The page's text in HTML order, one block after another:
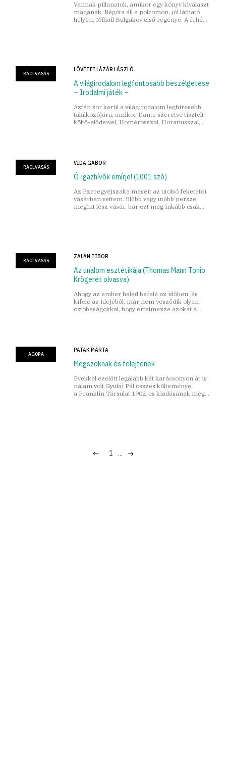
Vannak pillanatok, amikor egy könyv kiválaszt
magának. Régóta áll a polcomon, jól látható
helyen, Mihail Bulgakov első regénye, A fehér
RÁOLVASÁS
LÖVÉTEI LÁZÁR LÁSZLÓ
A világirodalom legfontosabb beszélgetése
– Irodalmi játék –
Aztán sor kerül a világirodalom leghíresebb
találkozójára, amikor Dante szeretve tisztelt
költő-elődeivel, Homérosszal, Horatiusszal,
RÁOLVASÁS
VIDA GÁBOR
Ó, igazhívők emírje! (1001 szó)
Az Ezeregyéjszaka meséit az utolsó feketetói
vásárban vettem. Előbb vagy utóbb persze
megint lesz vásár, bár ezt még inkább csak
RÁOLVASÁS
ZALÁN TIBOR
Az unalom esztétikája (Thomas Mann Tonio
Krögerét olvasva)
Ahogy az ember halad befelé az időben, és
kifelé az idejéből, már nem vesződik olyan
ostobaságokkal, hogy értelmezze azokat a
AGORA
PATAK MÁRTA
Megszoknak és felejtenek
Évekkel ezelőtt legalább két karácsonyon át is
nálam volt Gyulai Pál összes költeménye,
a Franklin Társulat 1902-es kiadásának még a
1 ...